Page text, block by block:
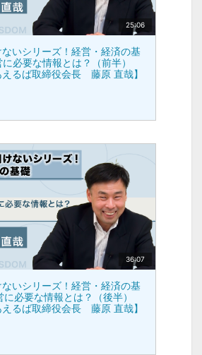
25:06
いシリーズ！経営・経済の基
必要な情報とは？（前半）
えるば取締役会長 藤原 直哉】
36:07
いシリーズ！経営・経済の基
必要な情報とは？（後半）
えるば取締役会長 藤原 直哉】